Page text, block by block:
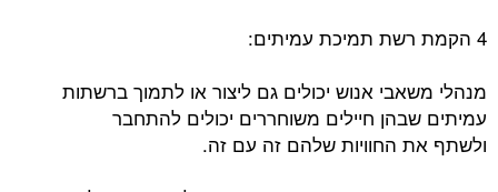
4 הקמת רשת תמיכת עמיתים:
מנהלי משאבי אנוש יכולים גם ליצור או לתמוך ברשתות
עמיתים שבהן חיילים משוחררים יכולים להתחבר
ולשתף את החוויות שלהם זה עם זה.